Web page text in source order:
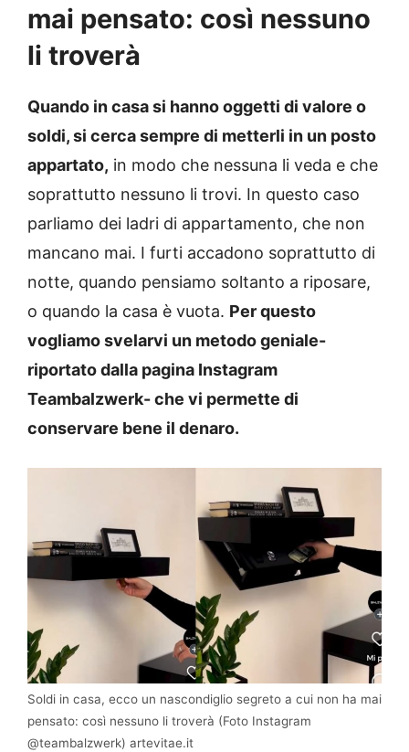
mai pensato: così nessuno
li troverà
Quando in casa si hanno oggetti di valore o
soldi, si cerca sempre di metterli in un posto
appartato, in modo che nessuna li veda e che
soprattutto nessuno li trovi. In questo caso
parliamo dei ladri di appartamento, che non
mancano mai. I furti accadono soprattutto di
notte, quando pensiamo soltanto a riposare,
o quando la casa è vuota. Per questo
vogliamo svelarvi un metodo geniale-
riportato dalla pagina Instagram
Teambalzwerk- che vi permette di
conservare bene il denaro.
Soldi in casa, ecco un nascondiglio segreto a cui non ha mai
pensato: così nessuno li troverà (Foto Instagram
@teambalzwerk) artevitae.it